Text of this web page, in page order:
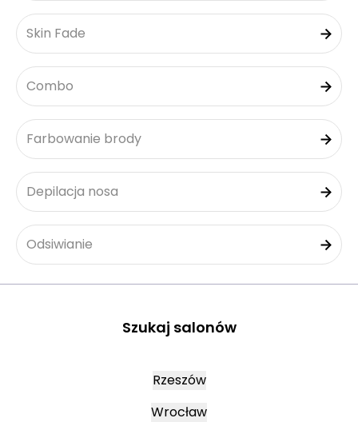
Skin Fade
Combo
Farbowanie brody
Depilacja nosa
Odsiwianie
Szukaj salonów
Rzeszów
Wrocław